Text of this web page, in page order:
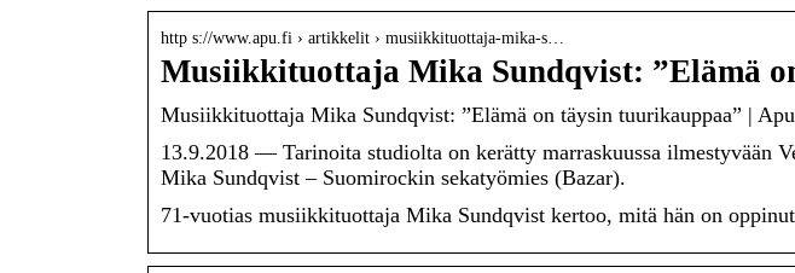
http s://www.apu.fi › artikkelit › musiikkituottaja-mika-s…
Musiikkituottaja Mika Sundqvist: ”Elämä
Musiikkituottaja Mika Sundqvist: ”Elämä on täysin tuurikauppaa” | Apu
13.9.2018 — Tarinoita studiolta on kerätty marraskuussa ilmestyvään
Mika Sundqvist – Suomirockin sekatyömies (Bazar).
71-vuotias musiikkituottaja Mika Sundqvist kertoo, mitä hän on